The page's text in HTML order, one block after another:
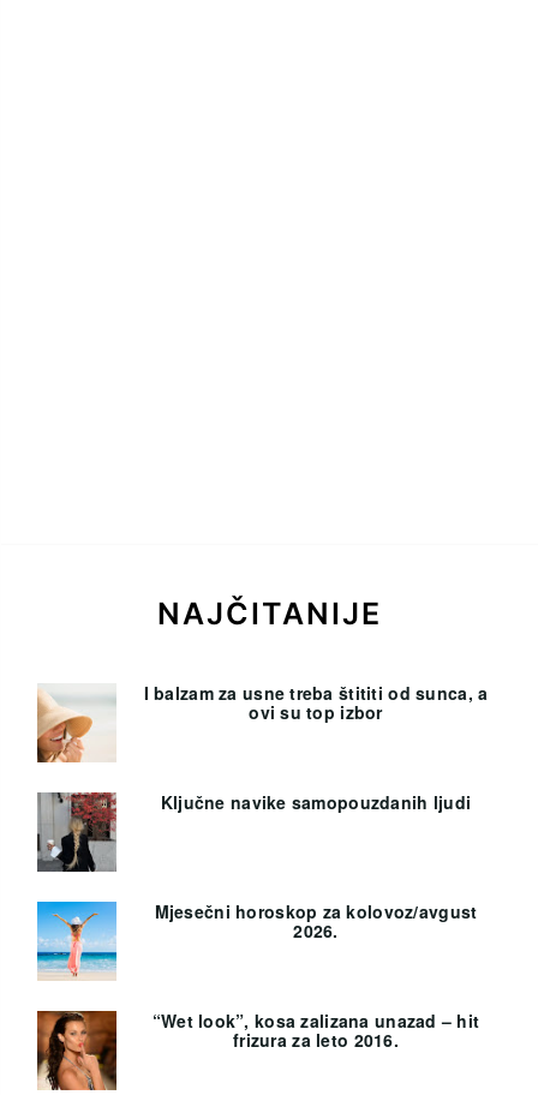
NAJČITANIJE
I balzam za usne treba štititi od sunca, a
ovi su top izbor
Ključne navike samopouzdanih ljudi
Mjesečni horoskop za kolovoz/avgust
2026.
“Wet look”, kosa zalizana unazad – hit
frizura za leto 2016.